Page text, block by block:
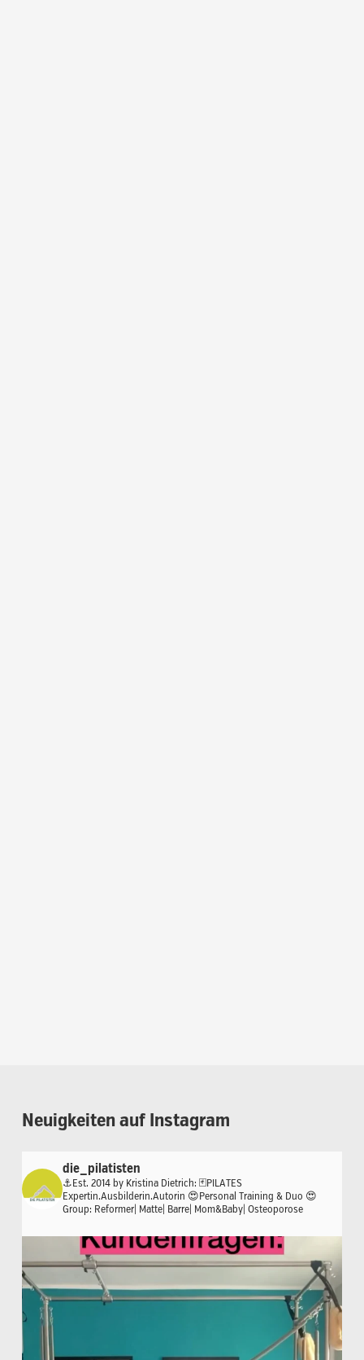
Neuigkeiten auf Instagram
die_pilatisten
⚓️Est. 2014 by Kristina Dietrich: 🃏PILATES
Expertin.Ausbilderin.Autorin 😍Personal Training & Duo 😍
Group: Reformer| Matte| Barre| Mom&Baby| Osteoporose